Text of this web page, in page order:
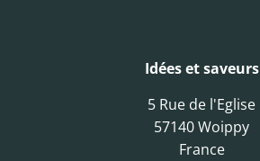
Idées et saveurs
5 Rue de l'Eglise
57140 Woippy
France